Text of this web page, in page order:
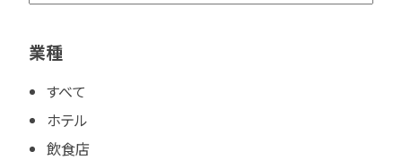
業種
すべて
ホテル
飲食店